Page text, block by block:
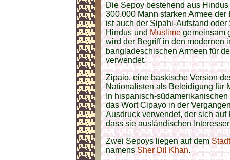
Die Sepoy bestehend aus
300.000 Mann starken Armee
ist auch der Sipahi-Aufstand
Hindus undMuslimegemeinsam
wird der Begriff in den modernen
bangladeschischen Armeen für
verwendet.
Zipaio, eine baskische Version
Nationalisten als Beleidigung für
In hispanisch-
das Wort Cipayo in der
Ausdruck verwendet, der sich
dass sie ausländischen
Zwei Sepoys liegen auf dem
namensSher Dil Khan.